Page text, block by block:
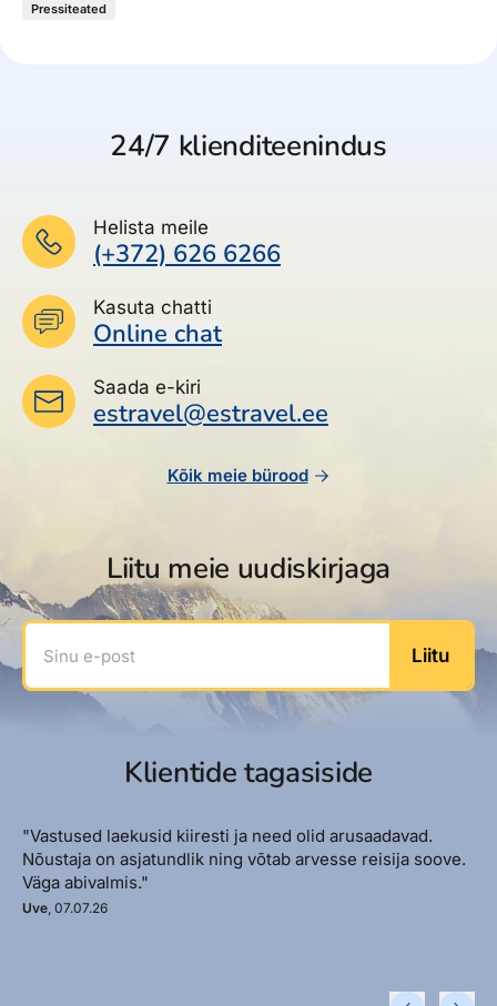
Pressiteated
24/7 klienditeenindus
Helista meile
(+372) 626 6266
Kasuta chatti
Online chat
Saada e-kiri
estravel@estravel.ee
Kõik meie bürood
Liitu meie uudiskirjaga
Sinu e-post
Liitu
Klientide tagasiside
"Vastused laekusid kiiresti ja need olid arusaadavad.
Nõustaja on asjatundlik ning võtab arvesse reisija soove.
Väga abivalmis."
Uve, 07.07.26